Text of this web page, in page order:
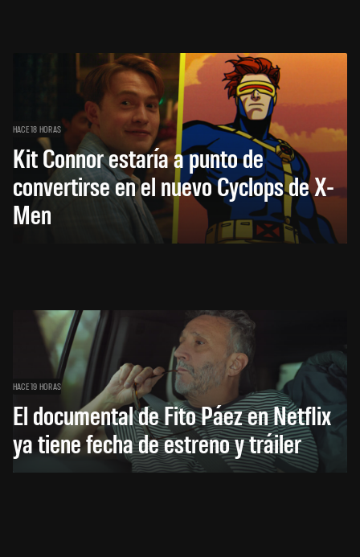
HACE 18 HORAS
Kit Connor estaría a punto de
convertirse en el nuevo Cyclops de X-
Men
HACE 19 HORAS
El documental de Fito Páez en Netflix
ya tiene fecha de estreno y tráiler